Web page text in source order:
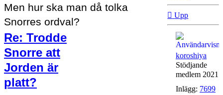
Men hur ska man då tolka
Snorres ordval?
Re: Trodde
Snorre att
Jorden är
platt?
koroshiya
Stödjande
medlem 2021
Inlägg: 7699
Upp